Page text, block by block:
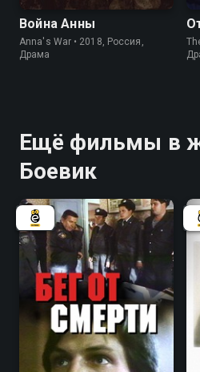
Война Анны
Anna's War • 2018, Россия,
Драма
Ещё фильмы в
Боевик